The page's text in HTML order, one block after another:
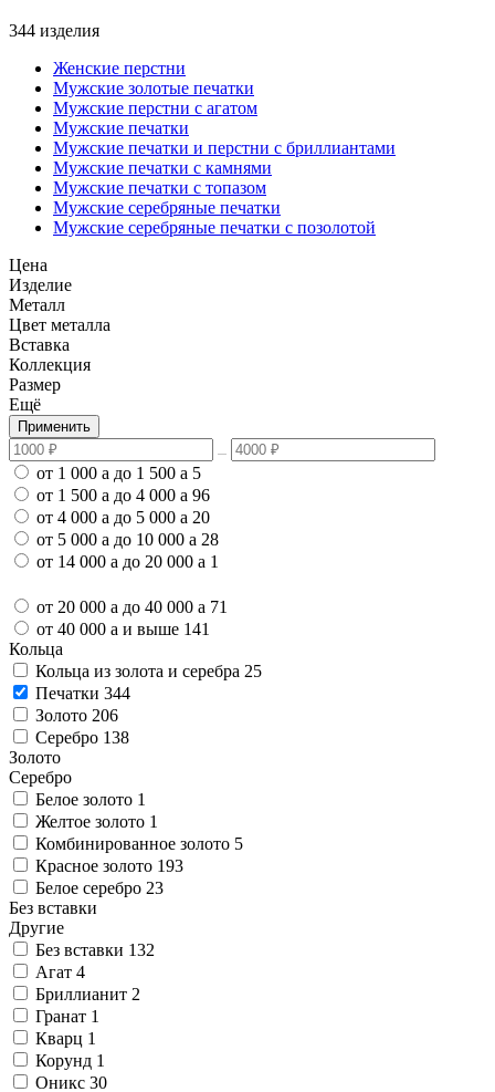
344 изделия
Женские перстни
Мужские золотые печатки
Мужские перстни с агатом
Мужские печатки
Мужские печатки и перстни с бриллиантами
Мужские печатки с камнями
Мужские печатки с топазом
Мужские серебряные печатки
Мужские серебряные печатки с позолотой
Цена
Изделие
Металл
Цвет металла
Вставка
Коллекция
Размер
Ещё
Применить
от 1 000 a до 1 500 a 5
от 1 500 a до 4 000 a 96
от 4 000 a до 5 000 a 20
от 5 000 a до 10 000 a 28
от 14 000 a до 20 000 a 1
от 20 000 a до 40 000 a 71
от 40 000 a и выше 141
Кольца
Кольца из золота и серебра 25
Печатки 344
Золото 206
Серебро 138
Золото
Серебро
Белое золото 1
Желтое золото 1
Комбинированное золото 5
Красное золото 193
Белое серебро 23
Без вставки
Другие
Без вставки 132
Агат 4
Бриллианит 2
Гранат 1
Кварц 1
Корунд 1
Оникс 30